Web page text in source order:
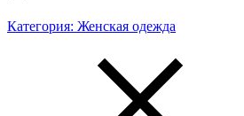
Категория: Женская одежда